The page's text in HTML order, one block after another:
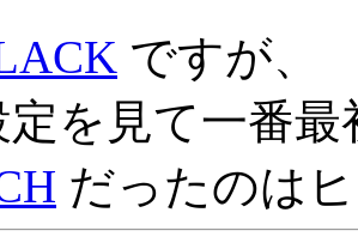
ですが、
定を見て一番
だったのは